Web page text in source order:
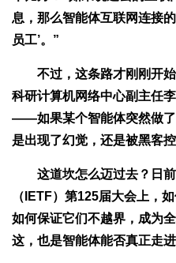
息，那么智能体互联网连接
员工’。”
不过，这条路才刚刚开始
科研计算机网络中心副主任
——如果某个智能体突然做了
是出现了幻觉，还是被黑客
这道坎怎么迈过去？日前
（IETF）第125届大会上，
如何保证它们不越界，成为
这，也是智能体能否真正走